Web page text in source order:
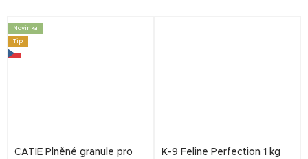
Novinka
Tip
CATIE Plněné granule pro
K-9 Feline Perfection 1 kg